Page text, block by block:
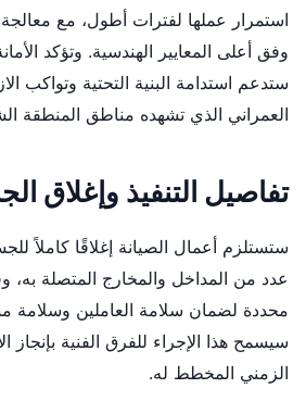
استمرار عملها لفترات أطول، مع معالجة
وفق أعلى المعايير الهندسية. وتؤكد
ستدعم استدامة البنية التحتية وتواكب
العمراني الذي تشهده مناطق المنطقة
تفاصيل التنفيذ وإغلاق
ستستلزم أعمال الصيانة إغلاقًا كاملاً
عدد من المداخل والمخارج المتصلة به،
محددة لضمان سلامة العاملين وسلامة
سيسمح هذا الإجراء للفرق الفنية بإنجاز
الزمني المخطط له.